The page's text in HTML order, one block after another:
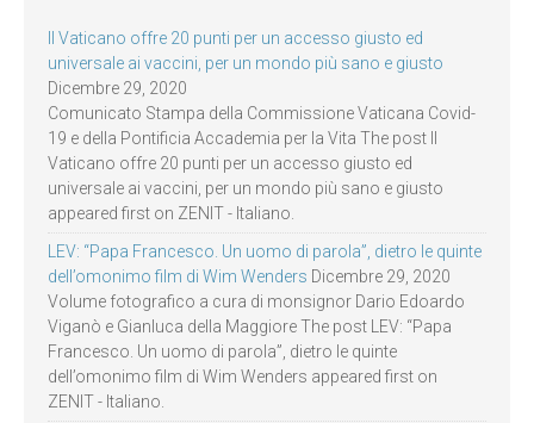
Il Vaticano offre 20 punti per un accesso giusto ed
universale ai vaccini, per un mondo più sano e giusto
Dicembre 29, 2020
Comunicato Stampa della Commissione Vaticana Covid-
19 e della Pontificia Accademia per la Vita The post Il
Vaticano offre 20 punti per un accesso giusto ed
universale ai vaccini, per un mondo più sano e giusto
appeared first on ZENIT - Italiano.
LEV: “Papa Francesco. Un uomo di parola”, dietro le quinte
dell’omonimo film di Wim Wenders Dicembre 29, 2020
Volume fotografico a cura di monsignor Dario Edoardo
Viganò e Gianluca della Maggiore The post LEV: “Papa
Francesco. Un uomo di parola”, dietro le quinte
dell’omonimo film di Wim Wenders appeared first on
ZENIT - Italiano.